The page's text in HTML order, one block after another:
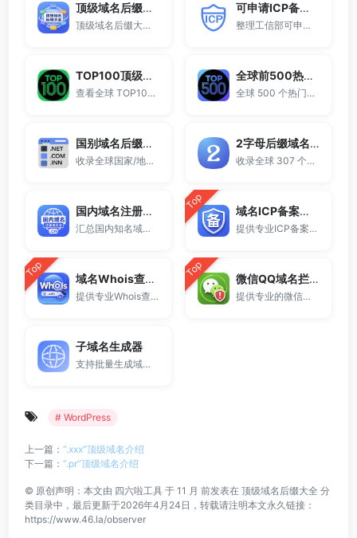
顶级域名后缀大全
顶级域名后缀大全收录全球已开放注册的所有TLD后缀，包括gTLD、ccTLD、品牌域名后缀等。
可申请ICP备案域名后缀大全
整理工信部可申请ICP网站备案的域名后缀大全。
TOP100顶级域名后缀排名榜
查看全球 TOP100 域名后缀。
全球前500热门域名后缀排行
全球 500 个热门域名后缀排名，展示注册量排行、是否可备案、适用范围与用途简介，帮助企业与个人在 2025 年快速选择合适的顶级域名。
国别域名后缀大全
收录全球国家/地区代码顶级域名。
2字母后缀域名大全
收录全球 307 个两字符域名后缀。
国内域名注册商大全
汇总国内知名域名注册商与服务平台。
Top 域名ICP备案查询
提供专业ICP备案查询与网站备案信息查询服务，支持域名备案号查询、网站是否备案检测及备案信息快速获取，适用于站长工具、域名检测与SEO分析。
Top 域名Whois查询工具
提供专业Whois查询与域名信息查询服务，支持查询域名注册信息、注册商、到期时间及DNS记录，适用于域名检测、SEO分析及站长工具使用。
Top 微信QQ域名拦截检测
提供专业的微信拦截检测、QQ拦截检测、域名被墙检测服务，一键查询网站是否被封、被拦截或被限制访问。
子域名生成器
支持批量生成域名与泛解析子域名，适用于站群部署、SEO测试与开发环境使用。
# WordPress
上一篇： “.xxx”顶级域名介绍
下一篇： “.pr”顶级域名介绍
© 原创声明：本文由 四六啦工具 于 11 月 前发表在 顶级域名后缀大全 分
类目录中，最后更新于2026年4月24日，转载请注明本文永久链接：
https://www.46.la/observer